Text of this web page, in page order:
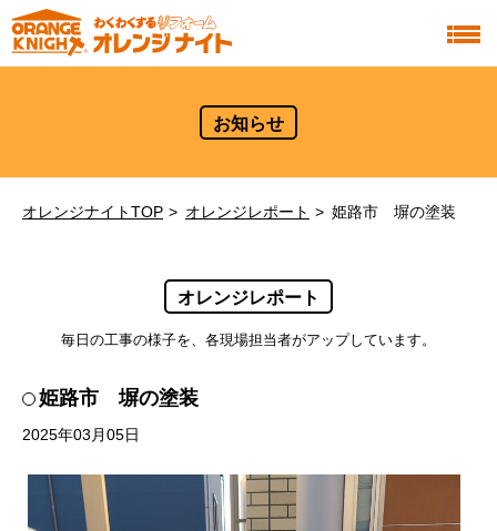
お知らせ
オレンジナイトTOP オレンジレポート 姫路市 塀の塗装
オレンジレポート
毎日の工事の様子を、各現場担当者がアップしています。
姫路市 塀の塗装
2025年03月05日